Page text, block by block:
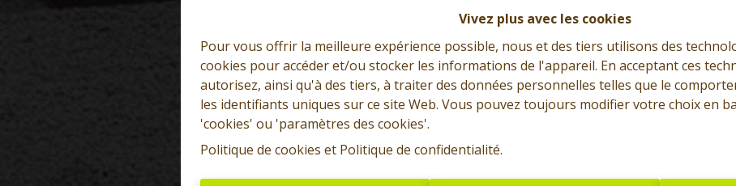
Vivez plus avec les cookies
Pour vous offrir la meilleure expérience possible, nous et des tiers utilisons des
cookies pour accéder et/ou stocker les informations de l'appareil. En acceptant ces
autorisez, ainsi qu'à des tiers, à traiter des données personnelles telles que le
les identifiants uniques sur ce site Web. Vous pouvez toujours modifier votre choix en
'cookies' ou 'paramètres des cookies'.
Politique de cookies et Politique de confidentialité.